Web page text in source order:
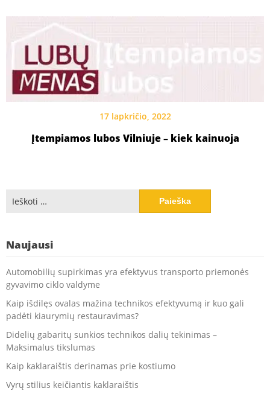
17 lapkričio, 2022
Įtempiamos lubos Vilniuje – kiek kainuoja
Ieškoti:
Naujausi
Automobilių supirkimas yra efektyvus transporto priemonės
gyvavimo ciklo valdyme
Kaip išdilęs ovalas mažina technikos efektyvumą ir kuo gali
padėti kiaurymių restauravimas?
Didelių gabaritų sunkios technikos dalių tekinimas –
Maksimalus tikslumas
Kaip kaklaraištis derinamas prie kostiumo
Vyrų stilius keičiantis kaklaraištis